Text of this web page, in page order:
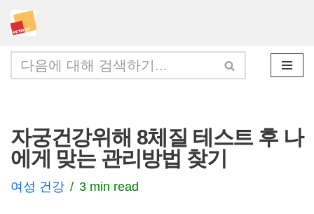
콘
텐
츠
너
뛰
기
자궁건강위해 8체질 테스트 후 나
에게 맞는 관리방법 찾기
여성 건강 3 min read